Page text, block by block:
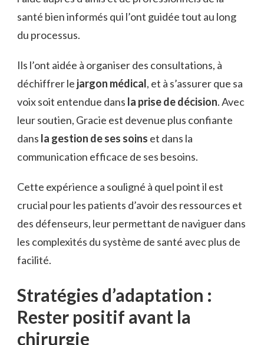
santé bien informés qui l’ont guidée tout au long
du processus.
Ils l’ont aidée à organiser des consultations, à
déchiffrer le jargon médical, et à s’assurer que sa
voix soit entendue dans la prise de décision. Avec
leur soutien, Gracie est devenue plus confiante
dans la gestion de ses soins et dans la
communication efficace de ses besoins.
Cette expérience a souligné à quel point il est
crucial pour les patients d’avoir des ressources et
des défenseurs, leur permettant de naviguer dans
les complexités du système de santé avec plus de
facilité.
Stratégies d’adaptation :
Rester positif avant la
chirurgie